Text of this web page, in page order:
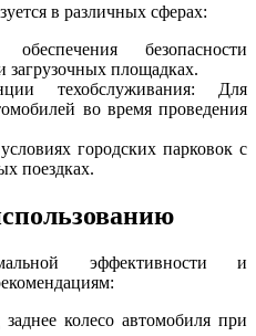
в различных сферах:
безопасности
загрузочных площадках.
техобслуживания: Для
во время проведения
городских парковок с
поездках.
эффективности и
колесо автомобиля при